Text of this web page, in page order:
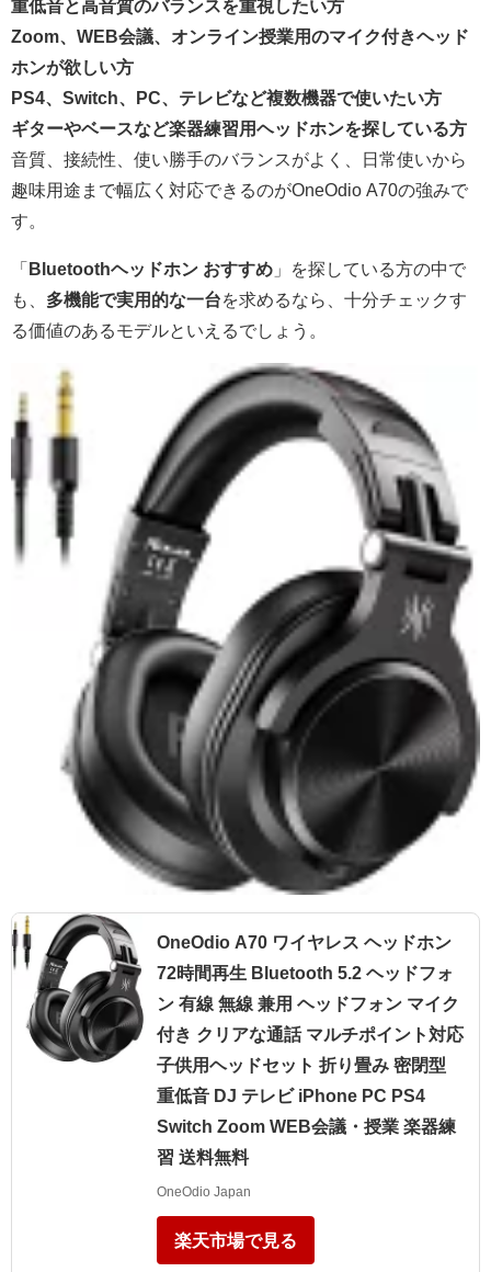
重低音と高音質のバランスを重視したい方
Zoom、WEB会議、オンライン授業用のマイク付きヘッド
ホンが欲しい方
PS4、Switch、PC、テレビなど複数機器で使いたい方
ギターやベースなど楽器練習用ヘッドホンを探している方
音質、接続性、使い勝手のバランスがよく、日常使いから
趣味用途まで幅広く対応できるのがOneOdio A70の強みで
す。
「 Bluetoothヘッドホン おすすめ 」を探している方の中で
も、 多機能で実用的な一台を求めるなら、十分チェックす
る価値のあるモデルといえるでしょう。
OneOdio A70 ワイヤレス ヘッドホン
72時間再生 Bluetooth 5.2 ヘッドフォ
ン 有線 無線 兼用 ヘッドフォン マイク
付き クリアな通話 マルチポイント対応
子供用ヘッドセット 折り畳み 密閉型
重低音 DJ テレビ iPhone PC PS4
Switch Zoom WEB会議・授業 楽器練
習 送料無料
OneOdio Japan
楽天市場で見る